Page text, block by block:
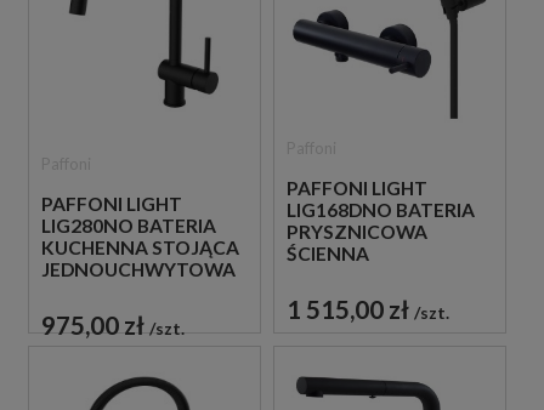
PAFFONI LIGHT
LIG280NO BATERIA
KUCHENNA STOJĄCA
JEDNOUCHWYTOWA
975,00 zł szt.
PAFFONI LIGHT
LIG168DNO BATERIA
PRYSZNICOWA
ŚCIENNA
CZARNA
1 515,00 zł szt.